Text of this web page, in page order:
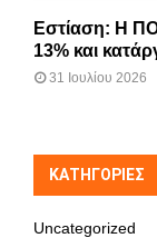
Εστίαση: Η
13% και
31 Ιουλίου 2026
KΑΤΗΓΟΡΊΕΣ
Uncategorized